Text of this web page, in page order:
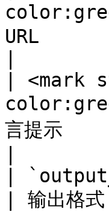
URL
| <mark
言提
|
| 输出格